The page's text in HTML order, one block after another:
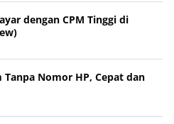
dengan CPM Tinggi di
Tanpa Nomor HP, Cepat dan